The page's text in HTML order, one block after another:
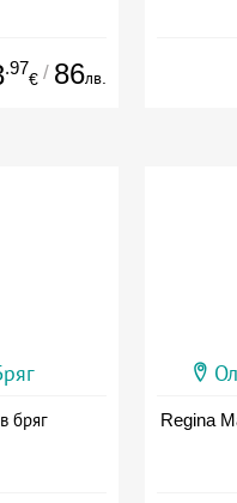
.97
€ / 86лв.
бряг
Regina